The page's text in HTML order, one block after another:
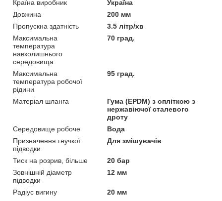
Країна виробник
Україна
Довжина
200 мм
Пропускна здатність
3.5 літр/хв
Максимальна
температура
навколишнього
середовища
70 град.
Максимальна
температура робочої
рідини
95 град.
Матеріал шланга
Гума (EPDM) з опліткою з
нержавіючої сталевого
дроту
Середовище робоче
Вода
Призначення гнучкої
підводки
Для змішувачів
Тиск на розрив, більше
20 бар
Зовнішній діаметр
підводки
12 мм
Радіус вигину
20 мм